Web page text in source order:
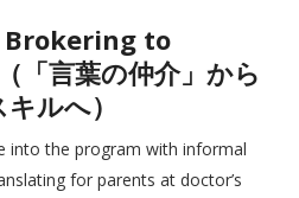
Brokering to
言葉の仲介」から
ルへ）
into the program with informal
for parents at doctor’s